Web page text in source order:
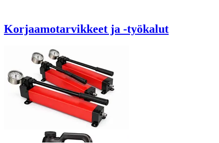
Korjaamotarvikkeet ja -työkalut
Hydrauliset työkalut70 tuotetta